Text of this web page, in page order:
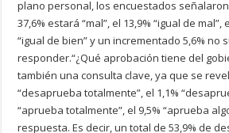
plano personal, los encuestados
37,6% estará “mal”, el 13,9% “igual de mal”,
“igual de bien” y un incrementado 5,6% no
responder.“¿Qué aprobación tiene del
también una consulta clave, ya que se
“desaprueba totalmente”, el 1,1%
“aprueba totalmente”, el 9,5% “aprueba
respuesta. Es decir, un total de 53,9% de